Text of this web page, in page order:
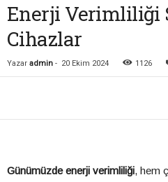
Enerji Verimliliği
Cihazlar
Yazar admin - 20 Ekim 2024 1126
Günümüzde enerji verimliliği, hem